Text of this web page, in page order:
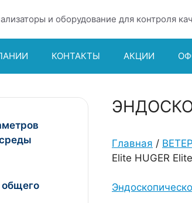
и оборудование для контроля
КОНТАКТЫ АКЦИИ
Главная /
Elite HUGER
общего